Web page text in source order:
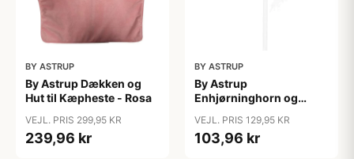
BY ASTRUP
By Astrup Dækken og
Hut til Kæpheste - Rosa
VEJL. PRIS 299,95 KR
239,96 kr
BY ASTRUP
By Astrup
Enhjørninghorn og
VEJL. PRIS 129,95 KR
103,96 kr